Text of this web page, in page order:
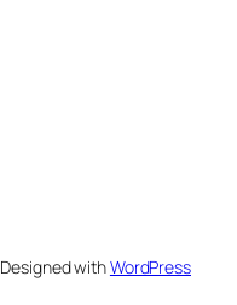
Designed withWordPress